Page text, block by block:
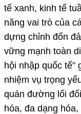
tế xanh, kinh tế
năng vai trò của
dựng chỉnh đốn
vững mạnh toàn
hội nhập quốc tế”
nhiệm vụ trọng
quán đường lối
hóa, đa dạng